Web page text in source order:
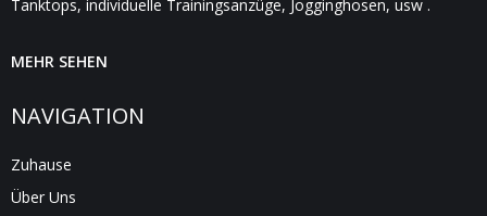
Tanktops, individuelle Trainingsanzüge, Jogginghosen, usw .
MEHR SEHEN
NAVIGATION
Zuhause
Über Uns